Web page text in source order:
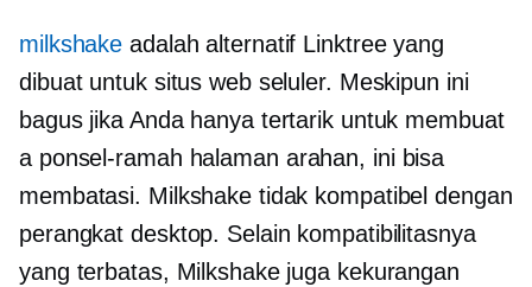
milkshake adalah alternatif Linktree yang
dibuat untuk situs web seluler. Meskipun ini
bagus jika Anda hanya tertarik untuk membuat
a ponsel-ramah halaman arahan, ini bisa
membatasi. Milkshake tidak kompatibel dengan
perangkat desktop. Selain kompatibilitasnya
yang terbatas, Milkshake juga kekurangan